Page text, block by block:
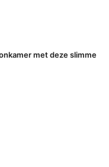
met deze slimme